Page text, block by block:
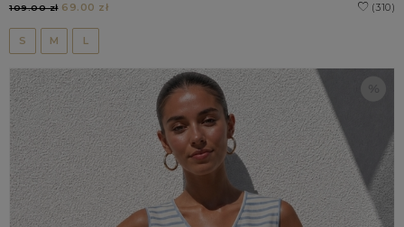
(310)
109.00 zł69.00 zł
S M L